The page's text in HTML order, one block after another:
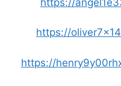
https://
https://